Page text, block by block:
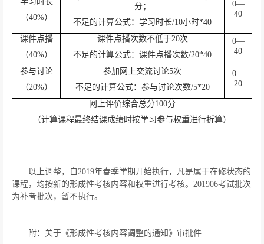
（40%）
分；
不足的计算公式：学习时长/10小时*40
0—
40
课件点播
（40%）
课件点播次数不低于20次
不足的计算公式：课件点播次数/20*40
0—
40
参与讨论
（20%）
参加网上交流讨论5次
不足的计算公式：参与讨论次数/5*20
0—
20
网上评价综合总分100分
（计算课程最终结课成绩时按学习参与权重进行折算）
以上调整，自 2019年春季学期开始执行，凡是属于在修状态的
课程，均按新的形成性考核内容和权重进行考核。 201906考试批次
为补考批次，暂不执行。
附：关于《形成性考核内容调整的通知》审批件